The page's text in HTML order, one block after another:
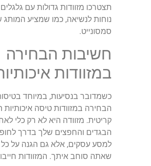
תצטרכו מזוודות גדולות עם גלגלים
נוחות לנשיאה, כמו שמציע המותג
סמסונייט.
חשיבות הבחירה
במזוודות
כשמדובר בנסיעות, במיוחד
הבחירה במזוודות טיסה איכותיות
קריטית. מזוודה היא לא רק כלי
הבגדים והחפצים שלך בדרך
למסע עסקים, אלא גם הגנה על
שאתה סוחב איתך. המזוודות